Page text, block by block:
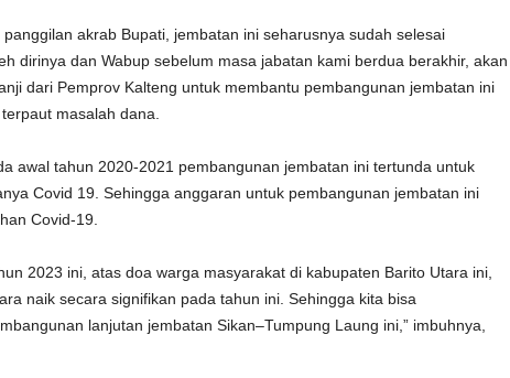
akrab Bupati, jembatan ini seharusnya sudah selesai
dirinya dan Wabup sebelum masa jabatan kami berdua berakhir, akan
dari Pemprov Kalteng untuk membantu pembangunan jembatan ini
masalah dana.
awal tahun 2020-2021 pembangunan jembatan ini tertunda untuk
Covid 19. Sehingga anggaran untuk pembangunan jembatan ini
Covid-19.
2023 ini, atas doa warga masyarakat di kabupaten Barito Utara ini,
naik secara signifikan pada tahun ini. Sehingga kita bisa
lanjutan jembatan Sikan–Tumpung Laung ini,” imbuhnya,